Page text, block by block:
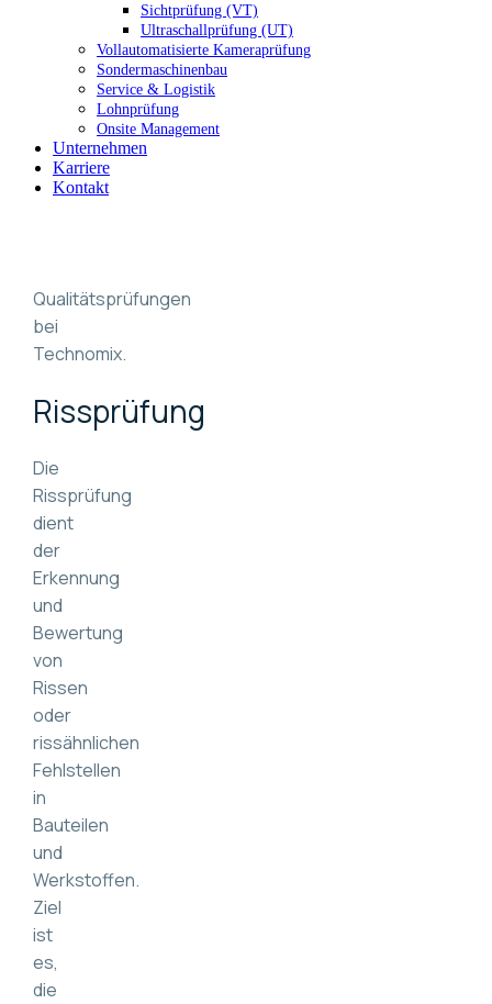
Sichtprüfung (VT)
Ultraschallprüfung (UT)
Vollautomatisierte Kameraprüfung
Sondermaschinenbau
Service & Logistik
Lohnprüfung
Onsite Management
Unternehmen
Karriere
Kontakt
Qualitätsprüfungen
bei
Technomix.
Rissprüfung
Die
Rissprüfung
dient
der
Erkennung
und
Bewertung
von
Rissen
oder
rissähnlichen
Fehlstellen
in
Bauteilen
und
Werkstoffen.
Ziel
ist
es,
die